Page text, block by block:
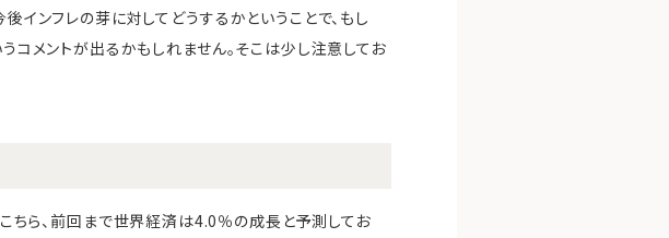
インフレの芽に対してどうするかということで、もし
コメントが出るかもしれません。そこは少し注意してお
ちら、前回まで世界経済は4.0％の成長と予測してお